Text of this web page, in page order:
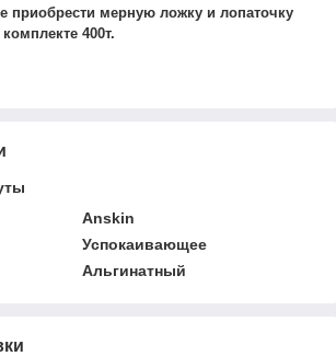
приобрести мерную ложку и лопаточку
400т.
Anskin
Успокаивающее
Альгинатный